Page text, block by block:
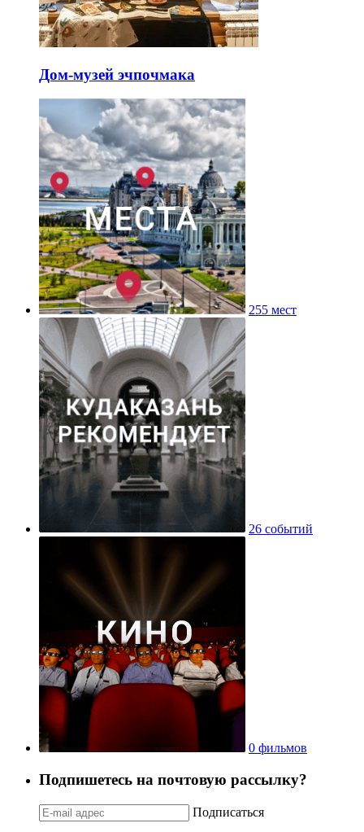
Дом-музей эчпочмака
255 мест
26 событий
0 фильмов
Подпишетесь на почтовую рассылку?
Подписаться